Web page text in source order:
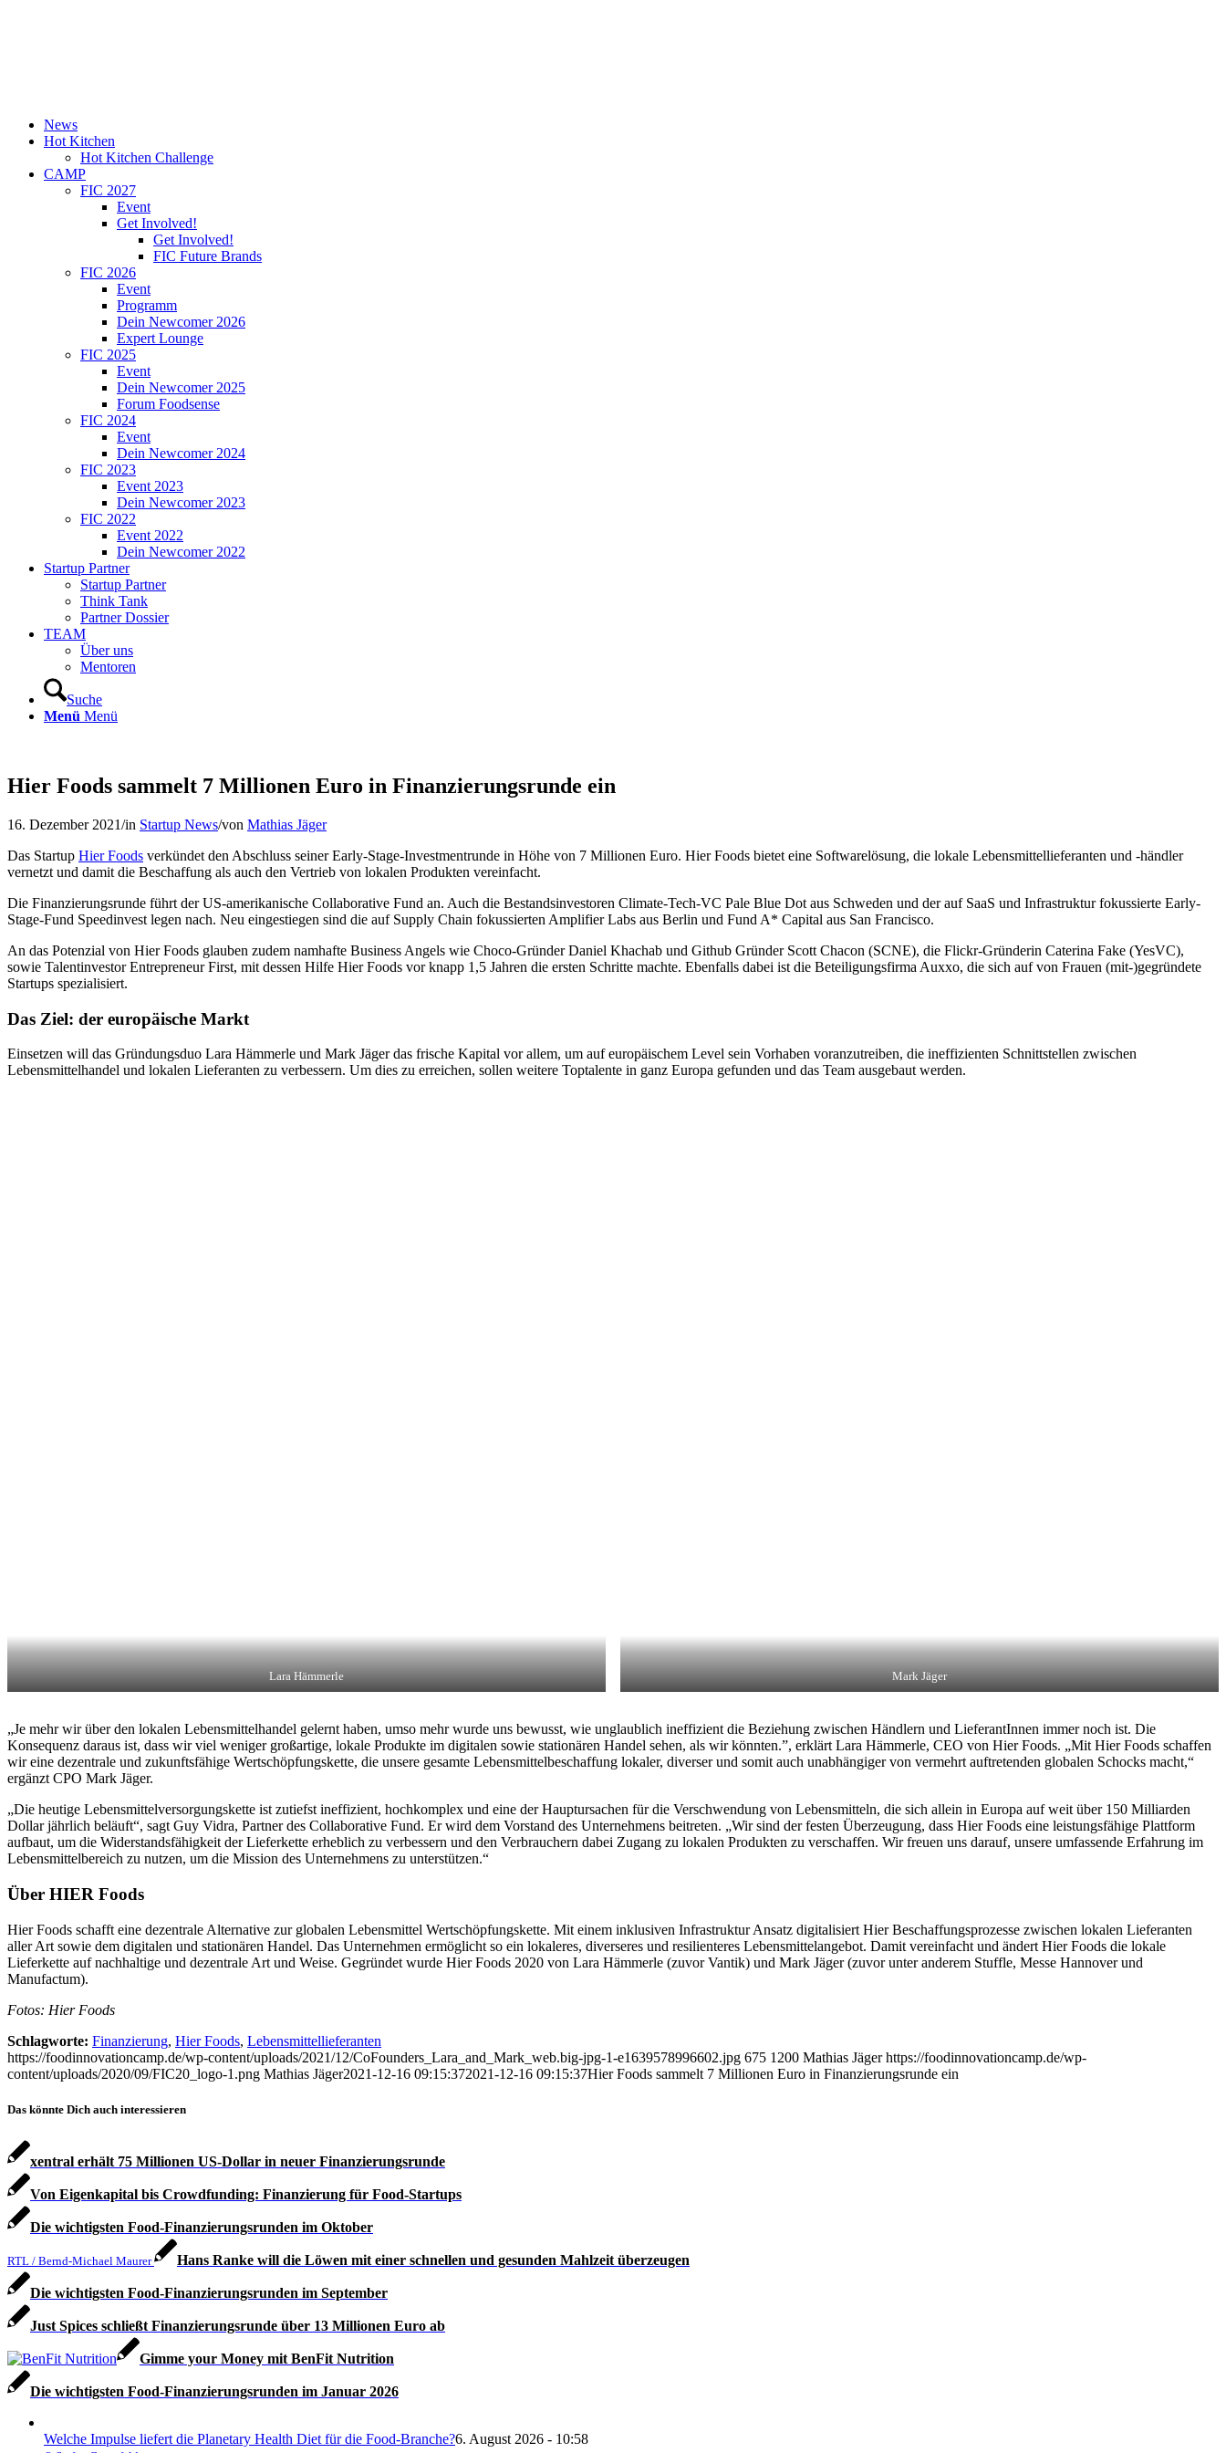
News
Hot Kitchen
Hot Kitchen Challenge
CAMP
FIC 2027
Event
Get Involved!
Get Involved!
FIC Future Brands
FIC 2026
Event
Programm
Dein Newcomer 2026
Expert Lounge
FIC 2025
Event
Dein Newcomer 2025
Forum Foodsense
FIC 2024
Event
Dein Newcomer 2024
FIC 2023
Event 2023
Dein Newcomer 2023
FIC 2022
Event 2022
Dein Newcomer 2022
Startup Partner
Startup Partner
Think Tank
Partner Dossier
TEAM
Über uns
Mentoren
Suche
Menü Menü
Hier Foods sammelt 7 Millionen Euro in Finanzierungsrunde ein
16. Dezember 2021/in Startup News/von Mathias Jäger
Das Startup Hier Foods verkündet den Abschluss seiner Early-Stage-Investmentrunde in Höhe von 7 Millionen Euro. Hier Foods bietet eine Softwarelösung, die lokale Lebensmittellieferanten und -händler
vernetzt und damit die Beschaffung als auch den Vertrieb von lokalen Produkten vereinfacht.
Die Finanzierungsrunde führt der US-amerikanische Collaborative Fund an. Auch die Bestandsinvestoren Climate-Tech-VC Pale Blue Dot aus Schweden und der auf SaaS und Infrastruktur fokussierte Early-
Stage-Fund Speedinvest legen nach. Neu eingestiegen sind die auf Supply Chain fokussierten Amplifier Labs aus Berlin und Fund A* Capital aus San Francisco.
An das Potenzial von Hier Foods glauben zudem namhafte Business Angels wie Choco-Gründer Daniel Khachab und Github Gründer Scott Chacon (SCNE), die Flickr-Gründerin Caterina Fake (YesVC),
sowie Talentinvestor Entrepreneur First, mit dessen Hilfe Hier Foods vor knapp 1,5 Jahren die ersten Schritte machte. Ebenfalls dabei ist die Beteiligungsfirma Auxxo, die sich auf von Frauen (mit-)gegründete
Startups spezialisiert.
Das Ziel: der europäische Markt
Einsetzen will das Gründungsduo Lara Hämmerle und Mark Jäger das frische Kapital vor allem, um auf europäischem Level sein Vorhaben voranzutreiben, die ineffizienten Schnittstellen zwischen
Lebensmittelhandel und lokalen Lieferanten zu verbessern. Um dies zu erreichen, sollen weitere Toptalente in ganz Europa gefunden und das Team ausgebaut werden.
Lara Hämmerle Mark Jäger
„Je mehr wir über den lokalen Lebensmittelhandel gelernt haben, umso mehr wurde uns bewusst, wie unglaublich ineffizient die Beziehung zwischen Händlern und LieferantInnen immer noch ist. Die
Konsequenz daraus ist, dass wir viel weniger großartige, lokale Produkte im digitalen sowie stationären Handel sehen, als wir könnten.”, erklärt Lara Hämmerle, CEO von Hier Foods. „Mit Hier Foods schaffen
wir eine dezentrale und zukunftsfähige Wertschöpfungskette, die unsere gesamte Lebensmittelbeschaffung lokaler, diverser und somit auch unabhängiger von vermehrt auftretenden globalen Schocks macht,“
ergänzt CPO Mark Jäger.
„Die heutige Lebensmittelversorgungskette ist zutiefst ineffizient, hochkomplex und eine der Hauptursachen für die Verschwendung von Lebensmitteln, die sich allein in Europa auf weit über 150 Milliarden
Dollar jährlich beläuft“, sagt Guy Vidra, Partner des Collaborative Fund. Er wird dem Vorstand des Unternehmens beitreten. „Wir sind der festen Überzeugung, dass Hier Foods eine leistungsfähige Plattform
aufbaut, um die Widerstandsfähigkeit der Lieferkette erheblich zu verbessern und den Verbrauchern dabei Zugang zu lokalen Produkten zu verschaffen. Wir freuen uns darauf, unsere umfassende Erfahrung im
Lebensmittelbereich zu nutzen, um die Mission des Unternehmens zu unterstützen.“
Über HIER Foods
Hier Foods schafft eine dezentrale Alternative zur globalen Lebensmittel Wertschöpfungskette. Mit einem inklusiven Infrastruktur Ansatz digitalisiert Hier Beschaffungsprozesse zwischen lokalen Lieferanten
aller Art sowie dem digitalen und stationären Handel. Das Unternehmen ermöglicht so ein lokaleres, diverseres und resilienteres Lebensmittelangebot. Damit vereinfacht und ändert Hier Foods die lokale
Lieferkette auf nachhaltige und dezentrale Art und Weise. Gegründet wurde Hier Foods 2020 von Lara Hämmerle (zuvor Vantik) und Mark Jäger (zuvor unter anderem Stuffle, Messe Hannover und
Manufactum).
Fotos: Hier Foods
Schlagworte: Finanzierung, Hier Foods, Lebensmittellieferanten
https://foodinnovationcamp.de/wp-content/uploads/2021/12/CoFounders_Lara_and_Mark_web.big-jpg-1-e1639578996602.jpg 675 1200 Mathias Jäger https://foodinnovationcamp.de/wp-
content/uploads/2020/09/FIC20_logo-1.png Mathias Jäger2021-12-16 09:15:372021-12-16 09:15:37Hier Foods sammelt 7 Millionen Euro in Finanzierungsrunde ein
Das könnte Dich auch interessieren
xentral erhält 75 Millionen US-Dollar in neuer Finanzierungsrunde
Von Eigenkapital bis Crowdfunding: Finanzierung für Food-Startups
Die wichtigsten Food-Finanzierungsrunden im Oktober
RTL / Bernd-Michael Maurer Hans Ranke will die Löwen mit einer schnellen und gesunden Mahlzeit überzeugen
Die wichtigsten Food-Finanzierungsrunden im September
Just Spices schließt Finanzierungsrunde über 13 Millionen Euro ab
Gimme your Money mit BenFit Nutrition
Die wichtigsten Food-Finanzierungsrunden im Januar 2026
Welche Impulse liefert die Planetary Health Diet für die Food-Branche?6. August 2026 - 10:58